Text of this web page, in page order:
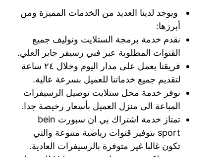
ويوجد لدينا العديد من الخدمات المميزة ومن
أبرزها:
نقدم خدمة برمجة الستلايت وتوليف جميع
القنوات المطلوبة عبر فني رسيفر جابر العلي.
فريقنا يعمل على مدار اليوم وخلال ٢٤ ساعة
لتقديم جميع خدماتنا للعميل بسرعة عالية.
نوفر خدمة محل ستلايت توصيل الرسيفرات
المباعة الى منزل العميل بأسعار رخيصة جدا.
تمتاز خدمة اشتراك بي ان سبورت bein
sport بتوفير قنوات رياضية متنوعة والتي
تكون غالبا غير متوفرة بالرسيفرات العادية.